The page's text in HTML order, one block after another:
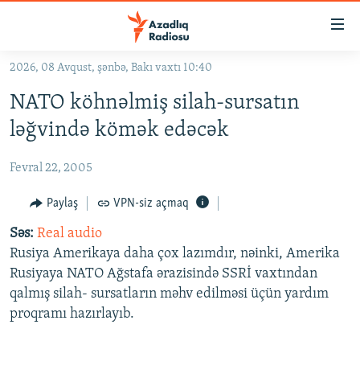
Əsas
qayıt
Əsas
naviqasiyaya
qayıt
KORRUPSIOMETR
#ƏSLINDƏ
FƏRQƏ BAX
QANUNI DOĞRU
ARAŞDIRMA
MULTIMEDIA
VIDEO
RADIO ARXIV
2026, 08 Avqust, şənbə, Bakı vaxtı 10:40
NATO köhnəlmiş silah-sursatın
ləğvində kömək edəcək
Fevral 22, 2005
Paylaş VPN-siz açmaq
Səs: Real audio
Rusiya Amerikaya daha çox lazımdır, nəinki, Amerika
Rusiyaya NATO Ağstafa ərazisində SSRİ vaxtından
qalmış silah- sursatların məhv edilməsi üçün yardım
proqramı hazırlayıb.